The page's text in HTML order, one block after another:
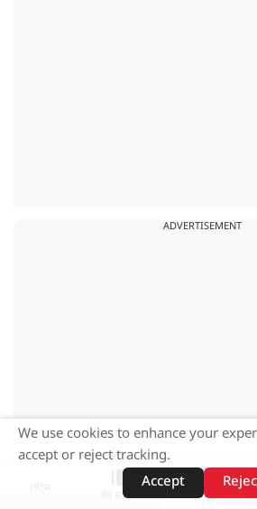
ADVERTISEMENT
वेब स्टोरीज़
We use cookies to enhance your
accept or reject tracking.
Accept